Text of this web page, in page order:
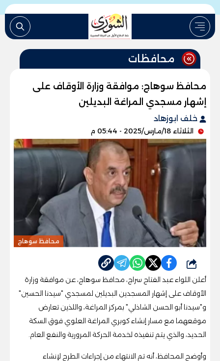
محافظات
محافظ سوهاج: موافقة وزارة الأوقاف على
إشهار مسجدي المراغة البديلين
خلف ابوزهاد
الثلاثاء 18/مارس/2025 - 05:44 م
محافظ سوهاج
شارك
أعلن اللواء عبد الفتاح سراج، محافظ سوهاج، عن موافقة وزارة
الأوقاف على إشهار المسجدين البديلين لمسجدي "سيدنا الحسين"
و"سيدنا أبو الحسن الشاذلي" بمركز المراغة، واللذين تعارض
موقعهما مع مسار إنشاء كوبري المراغة العلوي فوق السكة
الحديد، والذي يتم تنفيذه لخدمة الحركة المرورية والنفع العام.
وأوضح المحافظ، أنه تم الانتهاء من إجراءات الطرح لإنشاء